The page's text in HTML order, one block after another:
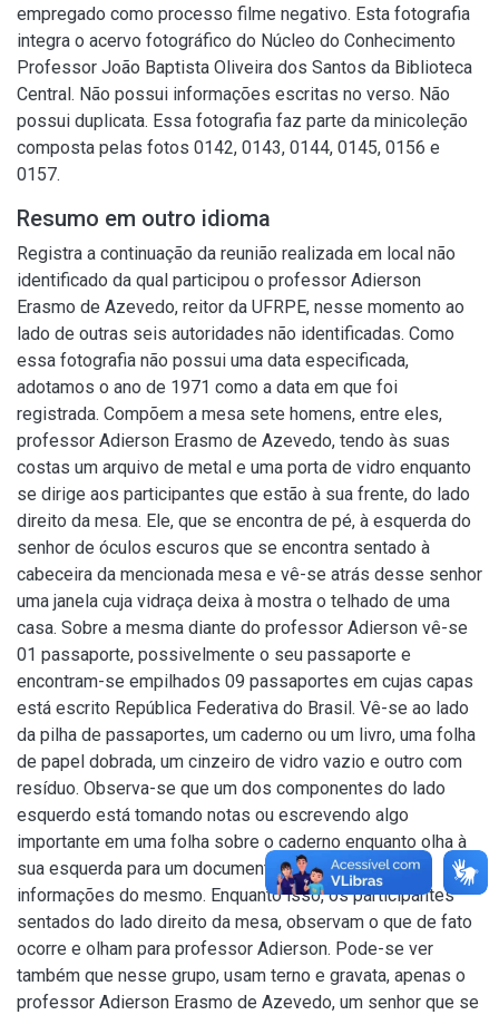
empregado como processo filme negativo. Esta fotografia
integra o acervo fotográfico do Núcleo do Conhecimento
Professor João Baptista Oliveira dos Santos da Biblioteca
Central. Não possui informações escritas no verso. Não
possui duplicata. Essa fotografia faz parte da minicoleção
composta pelas fotos 0142, 0143, 0144, 0145, 0156 e
0157.
Resumo em outro idioma
Registra a continuação da reunião realizada em local não
identificado da qual participou o professor Adierson
Erasmo de Azevedo, reitor da UFRPE, nesse momento ao
lado de outras seis autoridades não identificadas. Como
essa fotografia não possui uma data especificada,
adotamos o ano de 1971 como a data em que foi
registrada. Compõem a mesa sete homens, entre eles,
professor Adierson Erasmo de Azevedo, tendo às suas
costas um arquivo de metal e uma porta de vidro enquanto
se dirige aos participantes que estão à sua frente, do lado
direito da mesa. Ele, que se encontra de pé, à esquerda do
senhor de óculos escuros que se encontra sentado à
cabeceira da mencionada mesa e vê-se atrás desse senhor
uma janela cuja vidraça deixa à mostra o telhado de uma
casa. Sobre a mesma diante do professor Adierson vê-se
01 passaporte, possivelmente o seu passaporte e
encontram-se empilhados 09 passaportes em cujas capas
está escrito República Federativa do Brasil. Vê-se ao lado
da pilha de passaportes, um caderno ou um livro, uma folha
de papel dobrada, um cinzeiro de vidro vazio e outro com
resíduo. Observa-se que um dos componentes do lado
esquerdo está tomando notas ou escrevendo algo
importante em uma folha sobre o caderno enquanto olha à
sua esquerda para um documento com foto e copia
informações do mesmo. Enquanto isso, os participantes
sentados do lado direito da mesa, observam o que de fato
ocorre e olham para professor Adierson. Pode-se ver
também que nesse grupo, usam terno e gravata, apenas o
professor Adierson Erasmo de Azevedo, um senhor que se